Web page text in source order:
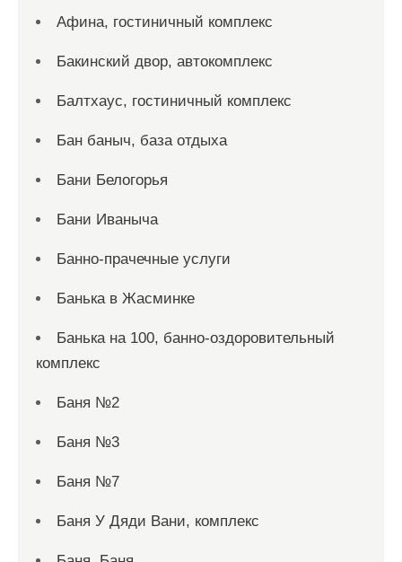
Афина, гостиничный комплекс
Бакинский двор, автокомплекс
Балтхаус, гостиничный комплекс
Бан баныч, база отдыха
Бани Белогорья
Бани Иваныча
Банно-прачечные услуги
Банька в Жасминке
Банька на 100, банно-оздоровительный
комплекс
Баня №2
Баня №3
Баня №7
Баня У Дяди Вани, комплекс